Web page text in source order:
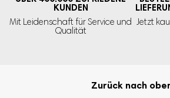
Unzufrieden? Geld
Ihren Artikel kostenlos zurücksenden
KUNDEN
Mit Leidenschaft für Service und
Qualität
Jetzt
Zurück nach